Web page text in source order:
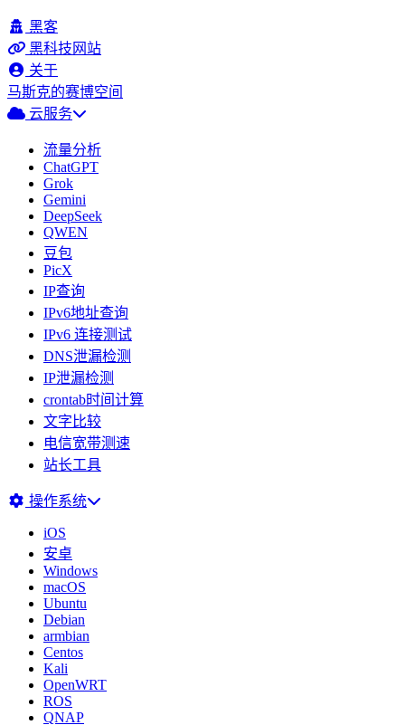
黑客
黑科技网站
关于
马斯克的赛博空间
云服务
流量分析
ChatGPT
Grok
Gemini
DeepSeek
QWEN
豆包
PicX
IP查询
IPv6地址查询
IPv6 连接测试
DNS泄漏检测
IP泄漏检测
crontab时间计算
文字比较
电信宽带测速
站长工具
操作系统
iOS
安卓
Windows
macOS
Ubuntu
Debian
armbian
Centos
Kali
OpenWRT
ROS
QNAP